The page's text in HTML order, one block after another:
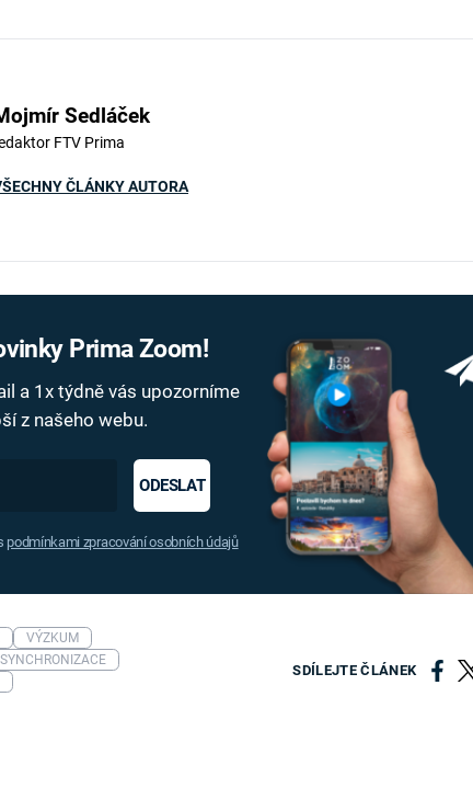
Sedláček
FTV Prima
ČLÁNKY AUTORA
Prima Zoom!
a 1x týdně vás upozorníme
z našeho webu.
ODESLAT
podmínkami zpracování osobních údajů
SDÍLEJTE ČLÁNEK
VÝZKUM
SYNCHRONIZACE